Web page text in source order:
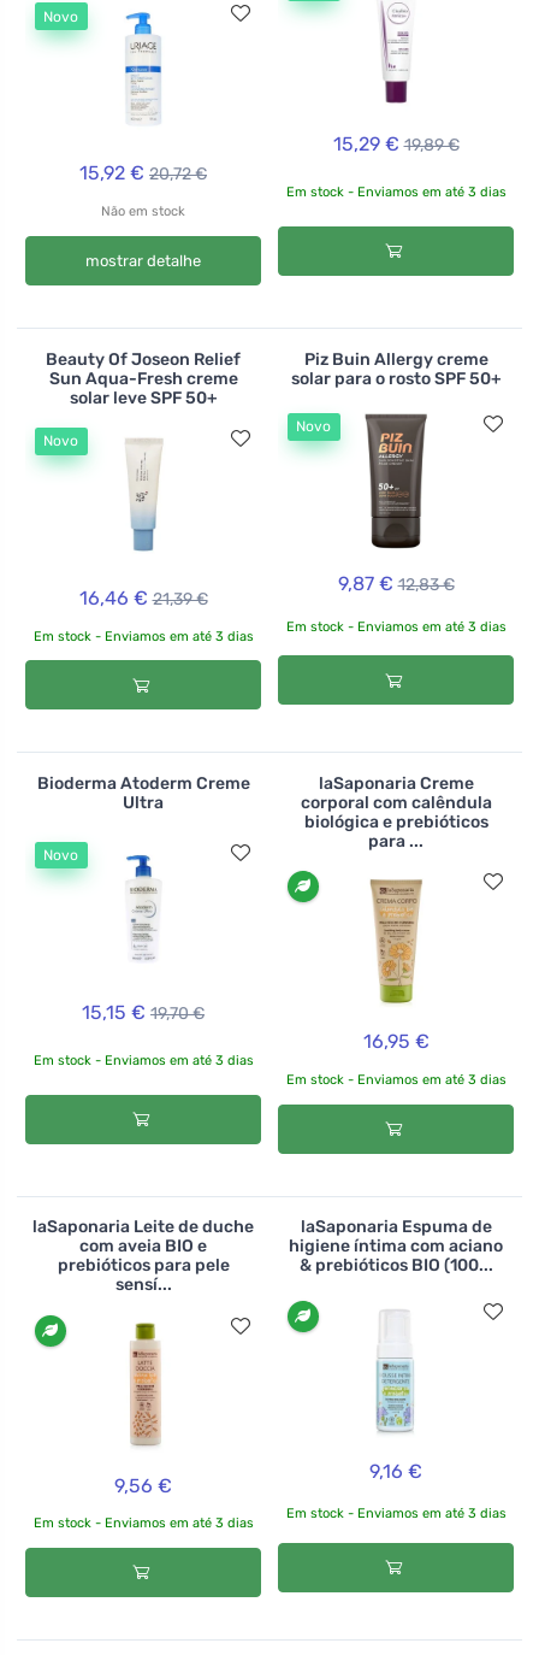
Novo
15,92 € 20,72 €
Não em stock
mostrar detalhe
15,29 € 19,89 €
Em stock - Enviamos em até 3 dias
Beauty Of Joseon Relief
Sun Aqua-Fresh creme
solar leve SPF 50+
Novo
16,46 € 21,39 €
Em stock - Enviamos em até 3 dias
Piz Buin Allergy creme
solar para o rosto SPF 50+
Novo
9,87 € 12,83 €
Em stock - Enviamos em até 3 dias
Bioderma Atoderm Creme
Ultra
Novo
15,15 € 19,70 €
Em stock - Enviamos em até 3 dias
laSaponaria Creme
corporal com calêndula
biológica e prebióticos
para ...
16,95 €
Em stock - Enviamos em até 3 dias
laSaponaria Leite de duche
com aveia BIO e
prebióticos para pele
sensí...
9,56 €
Em stock - Enviamos em até 3 dias
laSaponaria Espuma de
higiene íntima com aciano
& prebióticos BIO (100...
9,16 €
Em stock - Enviamos em até 3 dias